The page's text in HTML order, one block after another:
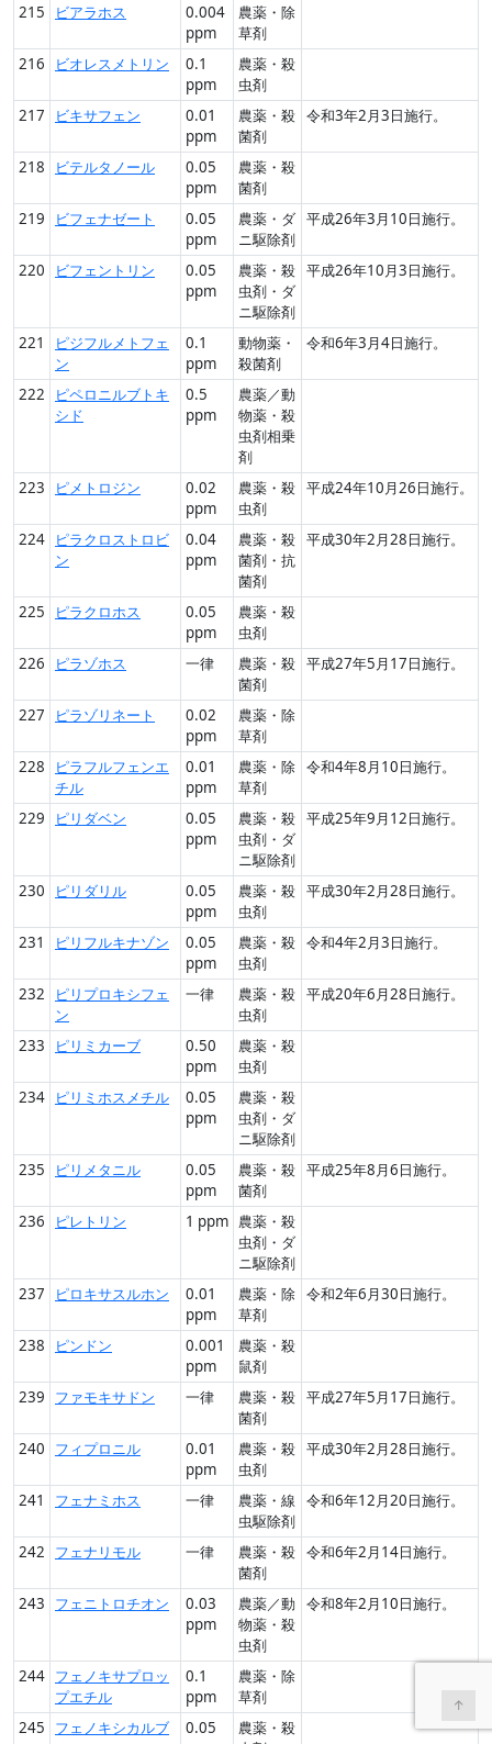
215
ビアラホス
0.004
ppm
農薬・除
草剤
216
ビオレスメトリン
0.1
ppm
農薬・殺
虫剤
217
ビキサフェン
0.01
ppm
農薬・殺
菌剤
令和3年2月3日施行。
218 ビテルタノール
0.05
ppm
農薬・殺
菌剤
219
ビフェナゼート
0.05
ppm
農薬・ダ
ニ駆除剤
平成26年3月10日施行。
220 ビフェントリン
0.05
ppm
農薬・殺
虫剤・ダ
ニ駆除剤
平成26年10月3日施行。
221
ピジフルメトフェ
ン
0.1
ppm
動物薬・
殺菌剤
令和6年3月4日施行。
222
ピペロニルブトキ
シド
0.5
ppm
農薬／動
物薬・殺
虫剤相乗
剤
223
ピメトロジン
0.02
ppm
農薬・殺
虫剤
平成24年10月26日施行。
224
ピラクロストロビ
ン
0.04
ppm
農薬・殺
菌剤・抗
菌剤
平成30年2月28日施行。
225 ピラクロホス
0.05
ppm
農薬・殺
虫剤
226
ピラゾホス 一律
農薬・殺
菌剤
平成27年5月17日施行。
227 ピラゾリネート
0.02
ppm
農薬・除
草剤
228
ピラフルフェンエ
チル
0.01
ppm
農薬・除
草剤
令和4年8月10日施行。
229 ピリダベン
0.05
ppm
農薬・殺
虫剤・ダ
ニ駆除剤
平成25年9月12日施行。
230 ピリダリル
0.05
ppm
農薬・殺
虫剤
平成30年2月28日施行。
231 ピリフルキナゾン
0.05
ppm
農薬・殺
虫剤
令和4年2月3日施行。
232
ピリプロキシフェ
ン
一律
農薬・殺
虫剤
平成20年6月28日施行。
233 ピリミカーブ
0.50
ppm
農薬・殺
虫剤
234
ピリミホスメチル
0.05
ppm
農薬・殺
虫剤・ダ
ニ駆除剤
235
ピリメタニル
0.05
ppm
農薬・殺
菌剤
平成25年8月6日施行。
236 ピレトリン 1 ppm 農薬・殺
虫剤・ダ
ニ駆除剤
237
ピロキサスルホン
0.01
ppm
農薬・除
草剤
令和2年6月30日施行。
238 ピンドン
0.001
ppm
農薬・殺
鼠剤
239
ファモキサドン 一律
農薬・殺
菌剤
平成27年5月17日施行。
240 フィプロニル
0.01
ppm
農薬・殺
虫剤
平成30年2月28日施行。
241 フェナミホス 一律
農薬・線
虫駆除剤
令和6年12月20日施行。
242 フェナリモル 一律
農薬・殺
菌剤
令和6年2月14日施行。
243 フェニトロチオン
0.03
ppm
農薬／動
物薬・殺
虫剤
令和8年2月10日施行。
244 フェノキサプロッ
プエチル
0.1
ppm
農薬・除
草剤
245
フェノキシカルブ
0.05
農薬・殺
↑